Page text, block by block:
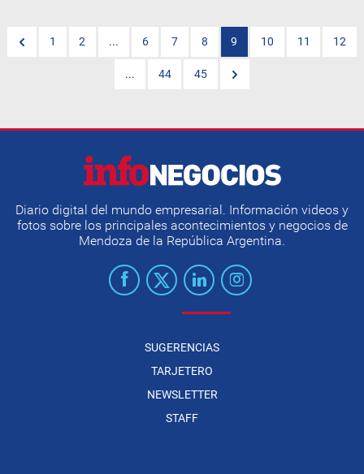
1 2 ... 6 7 8 9 10 11 12
... 44 45
Diario digital del mundo empresarial. Información videos y
fotos sobre los principales acontecimientos y negocios de
Mendoza de la República Argentina.
SUGERENCIAS
TARJETERO
NEWSLETTER
STAFF